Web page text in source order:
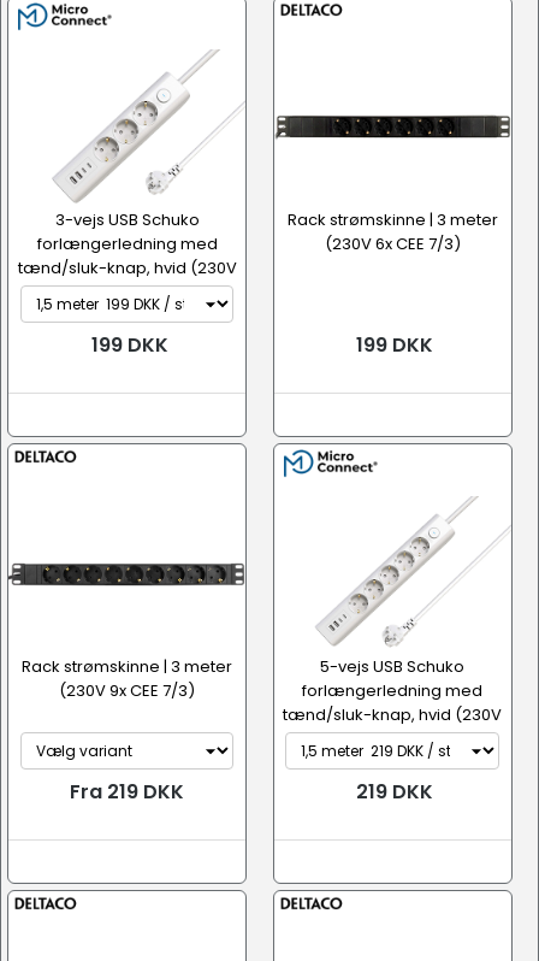
3-vejs USB Schuko
forlængerledning med
tænd/sluk-knap, hvid (230V
3x CEE 7/...
199 DKK
Rack strømskinne | 3 meter
(230V 6x CEE 7/3)
199 DKK
Rack strømskinne | 3 meter
(230V 9x CEE 7/3)
Fra 219 DKK
5-vejs USB Schuko
forlængerledning med
tænd/sluk-knap, hvid (230V
5x CEE 7/...
219 DKK